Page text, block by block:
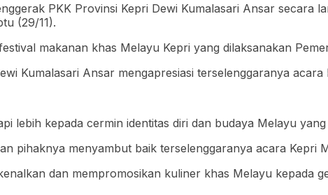
PKK Provinsi Kepri Dewi Kumalasari Ansar secara
(29/11).
makanan khas Melayu Kepri yang dilaksanakan
Kumalasari Ansar mengapresiasi terselenggaranya
lebih kepada cermin identitas diri dan budaya Melayu
pihaknya menyambut baik terselenggaranya acara Kepri
dan mempromosikan kuliner khas Melayu kepada